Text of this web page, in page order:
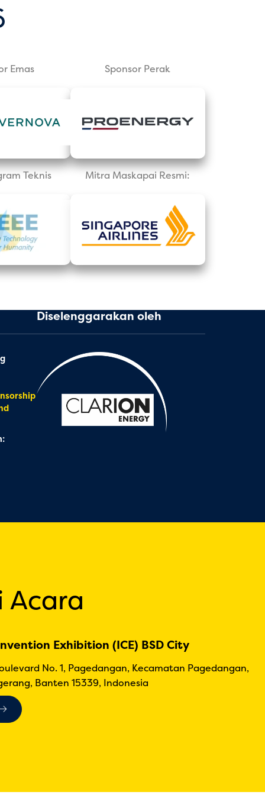
Emas Sponsor Perak
Teknis Mitra Maskapai Resmi:
Diselenggarakan oleh
Acara
Exhibition (ICE) BSD City
No. 1, Pagedangan, Kecamatan Pagedangan,
Banten 15339, Indonesia